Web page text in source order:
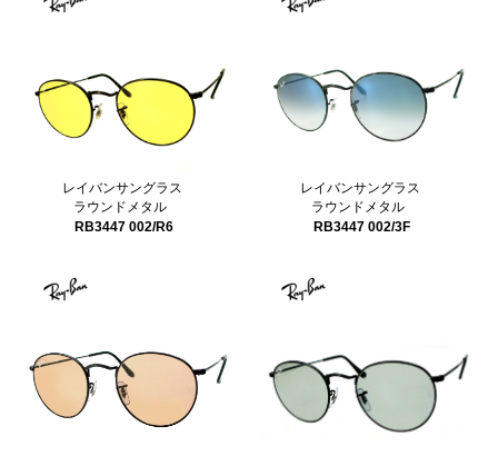
レイバンサングラス
ラウンドメタル
RB3447 002/R6
レイバンサングラス
ラウンドメタル
RB3447 002/3F